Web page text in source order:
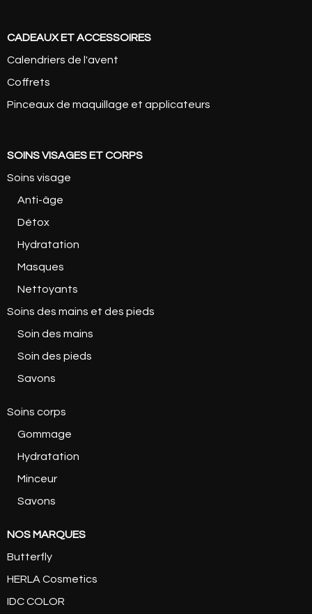
CADEAUX ET ACCESSOIRES
Calendriers de l'avent
Coffrets
Pinceaux de maquillage et applicateurs
SOINS VISAGES ET CORPS
Soins visage
Anti-âge
Détox
Hydratation
Masques
Nettoyants
Soins des mains et des pieds
Soin des mains
Soin des pieds
Savons
Soins corps
Gommage
Hydratation
Minceur
Savons
NOS MARQUES
Butterfly
HERLA Cosmetics
IDC COLOR